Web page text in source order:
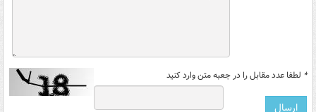
* لطفا عدد مقابل را در جعبه متن وارد کنید